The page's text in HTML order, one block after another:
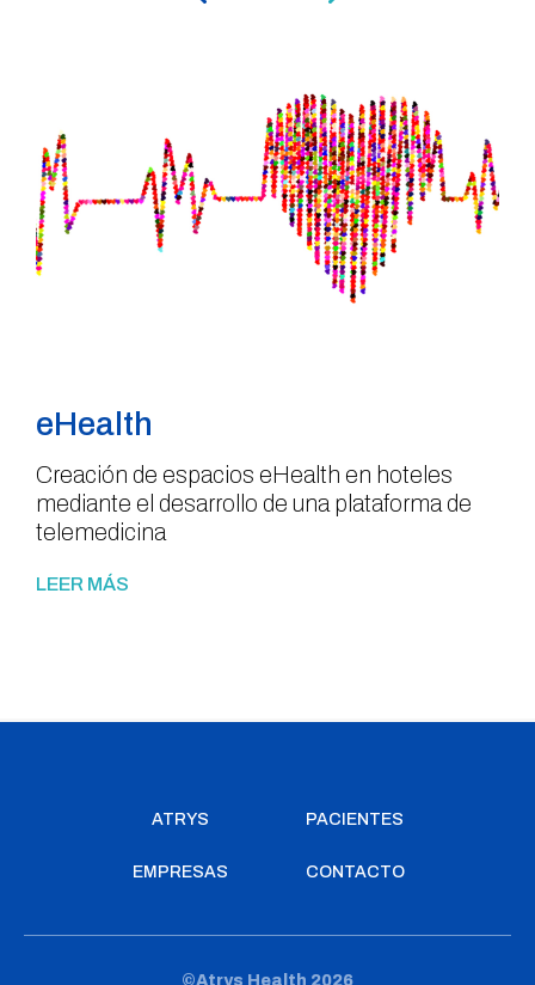
eHealth
Creación de espacios eHealth en hoteles
mediante el desarrollo de una plataforma de
telemedicina
LEER MÁS
ATRYS PACIENTES
EMPRESAS CONTACTO
©Atrys Health 2026